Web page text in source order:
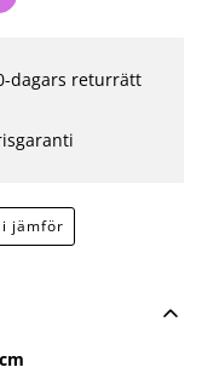
jämför
dagars returrätt